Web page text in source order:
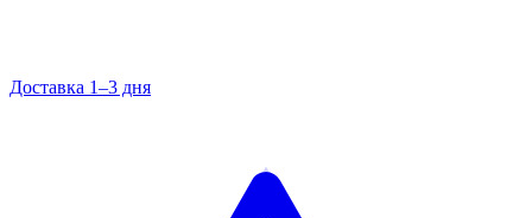
Доставка 1–3 дня